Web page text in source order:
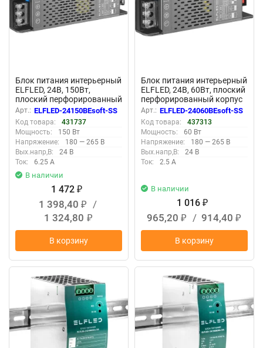
Блок питания интерьерный
ELFLED, 24В, 150Вт,
плоский перфорированный
корпус (с плавным пуском)
Арт.: ELFLED-24150BEsoft-SS
Код товара:
431737
Мощность:
150 Вт
Напряжение:
180 — 265 В
Вых.напр,В:
24 В
Ток:
6.25 А
В наличии
1 472 ₽
1 398,40 ₽
/
1 324,80 ₽
В корзину
Блок питания интерьерный
ELFLED, 24В, 60Вт, плоский
перфорированный корпус
(с плавным пуском)
Арт.: ELFLED-24060BEsoft-SS
Код товара:
437313
Мощность:
60 Вт
Напряжение:
180 — 265 В
Вых.напр,В:
24 В
Ток:
2.5 А
В наличии
1 016 ₽
965,20 ₽ / 914,40 ₽
В корзину
New